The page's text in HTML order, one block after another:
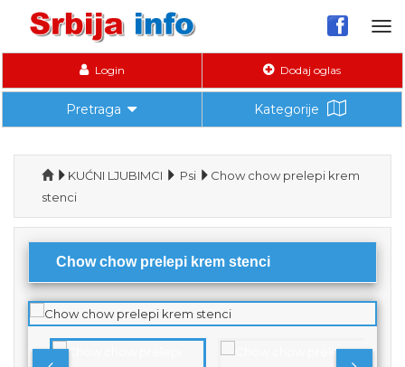
Login Dodaj oglas
Pretraga Kategorije
KUĆNI LJUBIMCI Psi
Chow chow prelepi krem
stenci
Chow chow prelepi krem stenci